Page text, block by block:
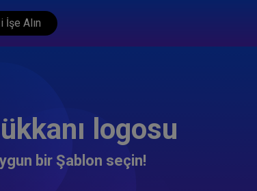
İşe Alın
logosu
bir Şablon seçin!